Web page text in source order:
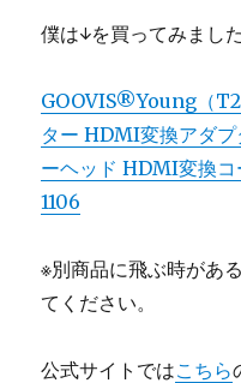
僕は↓を買ってみました
GOOVIS®Young（
ター HDMI変換アダプ
ーヘッド HDMI変換
1106
※別商品に飛ぶ時があ
てください。
公式サイトではこちら